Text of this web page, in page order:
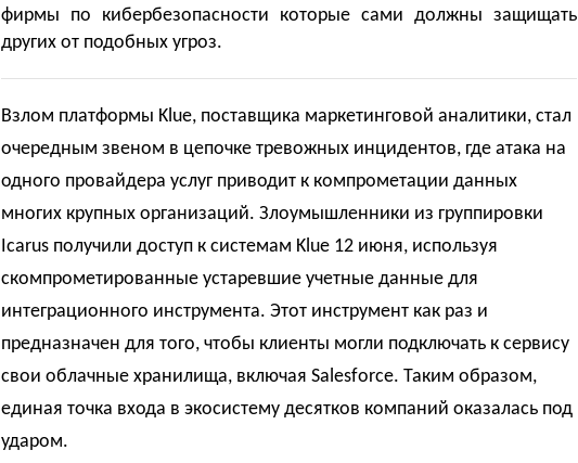
фирмы по кибербезопасности которые сами должны защищать
других от подобных угроз.
Взлом платформы Klue, поставщика маркетинговой аналитики, стал
очередным звеном в цепочке тревожных инцидентов, где атака на
одного провайдера услуг приводит к компрометации данных
многих крупных организаций. Злоумышленники из группировки
Icarus получили доступ к системам Klue 12 июня, используя
скомпрометированные устаревшие учетные данные для
интеграционного инструмента. Этот инструмент как раз и
предназначен для того, чтобы клиенты могли подключать к сервису
свои облачные хранилища, включая Salesforce. Таким образом,
единая точка входа в экосистему десятков компаний оказалась под
ударом.